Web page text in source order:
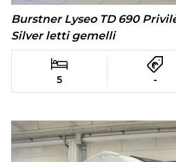
Burstner Lyseo TD 690
Silver letti gemelli
5 -